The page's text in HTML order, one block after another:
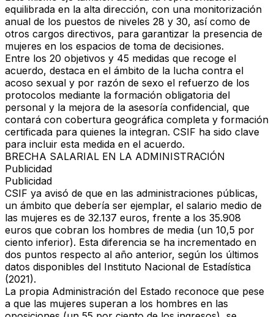
equilibrada en la alta dirección, con una monitorización
anual de los puestos de niveles 28 y 30, así como de
otros cargos directivos, para garantizar la presencia de
mujeres en los espacios de toma de decisiones.
Entre los 20 objetivos y 45 medidas que recoge el
acuerdo, destaca en el ámbito de la lucha contra el
acoso sexual y por razón de sexo el refuerzo de los
protocolos mediante la formación obligatoria del
personal y la mejora de la asesoría confidencial, que
contará con cobertura geográfica completa y formación
certificada para quienes la integran. CSIF ha sido clave
para incluir esta medida en el acuerdo.
BRECHA SALARIAL EN LA ADMINISTRACIÓN
Publicidad
Publicidad
CSIF ya avisó de que en las administraciones públicas,
un ámbito que debería ser ejemplar, el salario medio de
las mujeres es de 32.137 euros, frente a los 35.908
euros que cobran los hombres de media (un 10,5 por
ciento inferior). Esta diferencia se ha incrementado en
dos puntos respecto al año anterior, según los últimos
datos disponibles del Instituto Nacional de Estadística
(2021).
La propia Administración del Estado reconoce que pese
a que las mujeres superan a los hombres en las